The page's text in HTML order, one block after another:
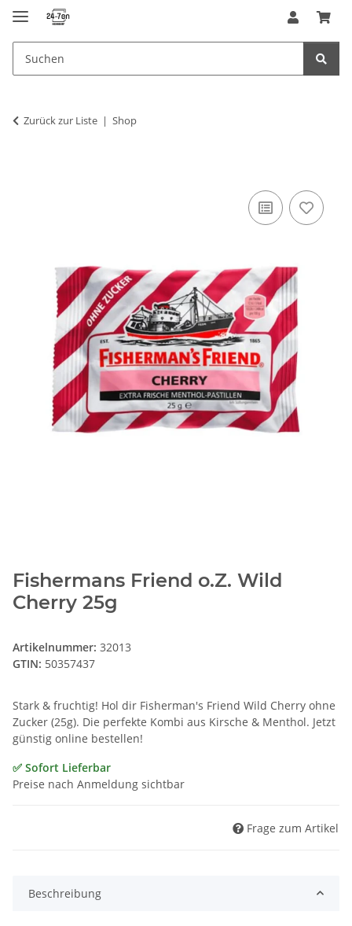
Zurück zur Liste Shop
Fishermans Friend o.Z. Wild
Cherry 25g
Artikelnummer: 32013
GTIN: 50357437
Stark & fruchtig! Hol dir Fisherman's Friend Wild Cherry ohne
Zucker (25g). Die perfekte Kombi aus Kirsche & Menthol. Jetzt
günstig online bestellen!
✅ Sofort Lieferbar
Preise nach Anmeldung sichtbar
Frage zum Artikel
Beschreibung